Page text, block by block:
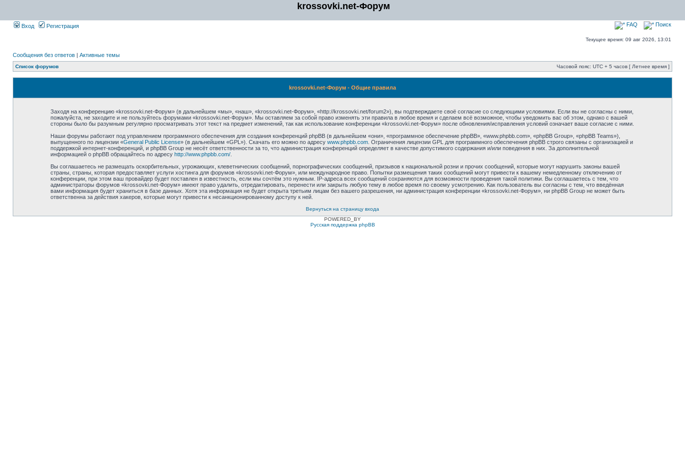
krossovki.net-Форум
Вход Регистрация FAQ Поиск
Текущее время: 09 авг 2026, 13:01
Сообщения без ответов | Активные темы
Список форумов Часовой пояс: UTC + 5 часов [ Летнее время ]
krossovki.net-Форум - Общие правила
Заходя на конференцию «krossovki.net-Форум» (в дальнейшем «мы», «наш», «krossovki.net-Форум», «http://krossovki.net/forum2»), вы подтверждаете своё согласие со следующими условиями. Если вы не согласны с ними,
пожалуйста, не заходите и не пользуйтесь форумами «krossovki.net-Форум». Мы оставляем за собой право изменять эти правила в любое время и сделаем всё возможное, чтобы уведомить вас об этом, однако с вашей
стороны было бы разумным регулярно просматривать этот текст на предмет изменений, так как использование конференции «krossovki.net-Форум» после обновления/исправления условий означает ваше согласие с ними.
Наши форумы работают под управлением программного обеспечения для создания конференций phpBB (в дальнейшем «они», «программное обеспечение phpBB», «www.phpbb.com», «phpBB Group», «phpBB Teams»),
выпущенного по лицензии «General Public License» (в дальнейшем «GPL»). Скачать его можно по адресу www.phpbb.com. Ограничения лицензии GPL для программного обеспечения phpBB строго связаны с организацией и
поддержкой интернет-конференций, и phpBB Group не несёт ответственности за то, что администрация конференций определяет в качестве допустимого содержания и/или поведения в них. За дополнительной
информацией о phpBB обращайтесь по адресу http://www.phpbb.com/.
Вы соглашаетесь не размещать оскорбительных, угрожающих, клеветнических сообщений, порнографических сообщений, призывов к национальной розни и прочих сообщений, которые могут нарушить законы вашей
страны, страны, которая предоставляет услуги хостинга для форумов «krossovki.net-Форум», или международное право. Попытки размещения таких сообщений могут привести к вашему немедленному отключению от
конференции, при этом ваш провайдер будет поставлен в известность, если мы сочтём это нужным. IP-адреса всех сообщений сохраняются для возможности проведения такой политики. Вы соглашаетесь с тем, что
администраторы форумов «krossovki.net-Форум» имеют право удалить, отредактировать, перенести или закрыть любую тему в любое время по своему усмотрению. Как пользователь вы согласны с тем, что введённая
вами информация будет храниться в базе данных. Хотя эта информация не будет открыта третьим лицам без вашего разрешения, ни администрация конференции «krossovki.net-Форум», ни phpBB Group не может быть
ответственна за действия хакеров, которые могут привести к несанкционированному доступу к ней.
Вернуться на страницу входа
POWERED_BY
Русская поддержка phpBB